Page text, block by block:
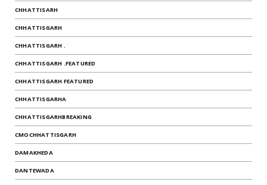
CHHATTISARH
CHHATTISGARH
CHHATTISGARH .
CHHATTISGARH .FEATURED
CHHATTISGARH FEATURED
CHHATTISGARHA
CHHATTISGARHBREAKING
CMOCHHATTISGARH
DAMAKHEDA
DANTEWADA